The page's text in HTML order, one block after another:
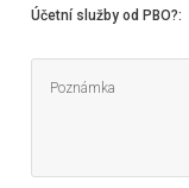
Účetní služby od PBO?: